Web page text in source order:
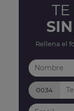
Rellena el
0034